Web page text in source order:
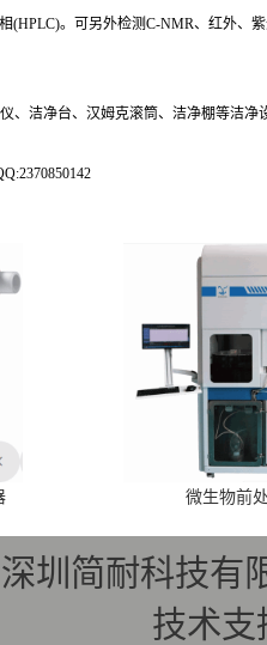
(HPLC)。可另外检测C-NMR、红外、
、洁净台、汉姆克滚筒、洁净棚等洁
微生物前
深圳简耐科技有
技术